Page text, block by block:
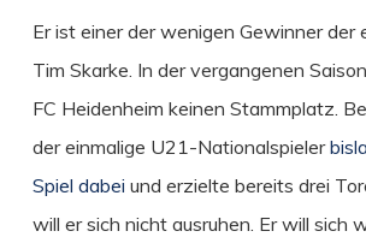
Er ist einer der wenigen Gewinner der
Tim Skarke. In der vergangenen
FC Heidenheim keinen Stammplatz.
der einmalige U21-Nationalspieler
Spiel dabei und erzielte bereits drei
will er sich nicht ausruhen. Er will sich